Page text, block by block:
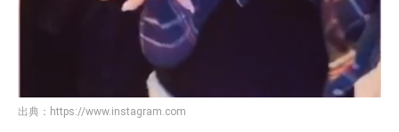
出典： https://www.instagram.com